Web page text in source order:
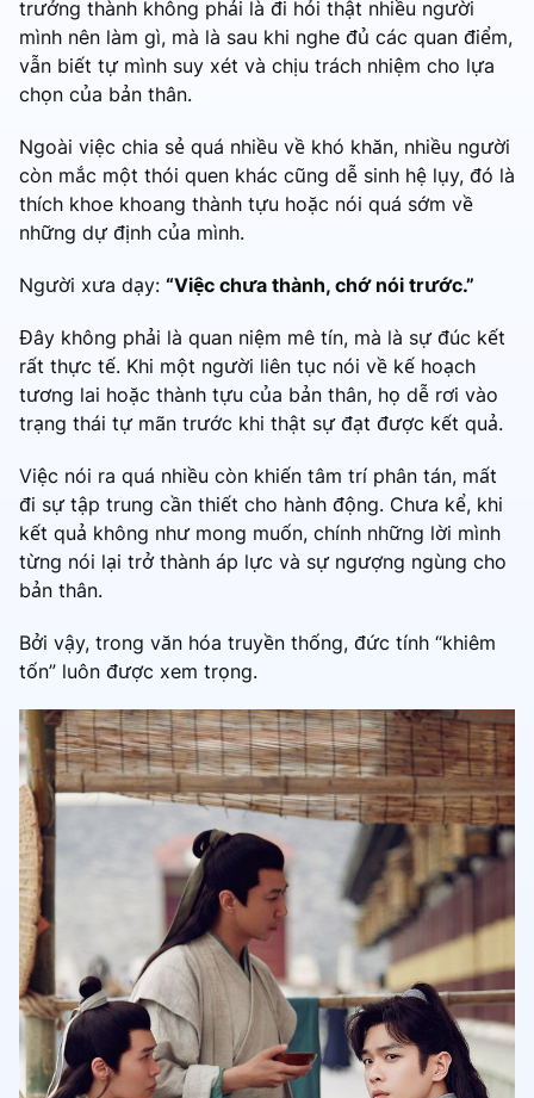
trưởng thành không phải là đi hỏi thật nhiều người
mình nên làm gì, mà là sau khi nghe đủ các quan điểm,
vẫn biết tự mình suy xét và chịu trách nhiệm cho lựa
chọn của bản thân.
Ngoài việc chia sẻ quá nhiều về khó khăn, nhiều người
còn mắc một thói quen khác cũng dễ sinh hệ lụy, đó là
thích khoe khoang thành tựu hoặc nói quá sớm về
những dự định của mình.
Người xưa dạy: “Việc chưa thành, chớ nói trước.”
Đây không phải là quan niệm mê tín, mà là sự đúc kết
rất thực tế. Khi một người liên tục nói về kế hoạch
tương lai hoặc thành tựu của bản thân, họ dễ rơi vào
trạng thái tự mãn trước khi thật sự đạt được kết quả.
Việc nói ra quá nhiều còn khiến tâm trí phân tán, mất
đi sự tập trung cần thiết cho hành động. Chưa kể, khi
kết quả không như mong muốn, chính những lời mình
từng nói lại trở thành áp lực và sự ngượng ngùng cho
bản thân.
Bởi vậy, trong văn hóa truyền thống, đức tính “khiêm
tốn” luôn được xem trọng.